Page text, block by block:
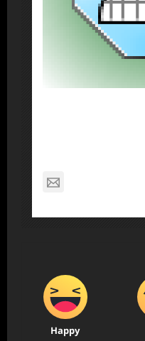
Happy